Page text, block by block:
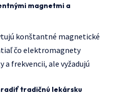
magnetmi a
konštantné magnetické
čo elektromagnety
frekvencii, ale vyžadujú
tradičnú lekársku